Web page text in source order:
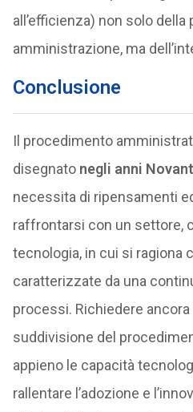
all’efficienza) non solo della
amministrazione, ma
Conclusione
Il procedimento
disegnato negli anni
necessita di ripensamenti
raffrontarsi con un settore,
tecnologia, in cui si ragiona
caratterizzate da una
processi. Richiedere
suddivisione del
appieno le capacità
rallentare l’adozione e